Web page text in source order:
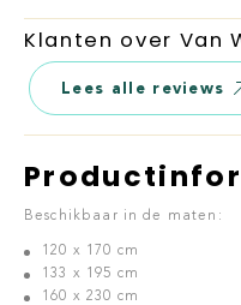
Klanten over Van
Lees alle reviews
Beschikbaar in de maten:
120 x 170 cm
133 x 195 cm
160 x 230 cm